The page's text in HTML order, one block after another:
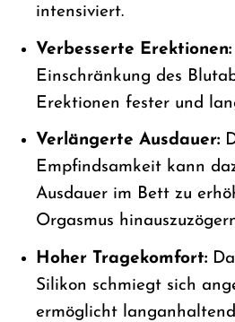
intensiviert.
Verbesserte Erektionen:
Einschränkung des
Erektionen fester und
Verlängerte Ausdauer:
Empfindsamkeit kann
Ausdauer im Bett zu
Orgasmus
Hoher Tragekomfort:
Silikon schmiegt sich
ermöglicht